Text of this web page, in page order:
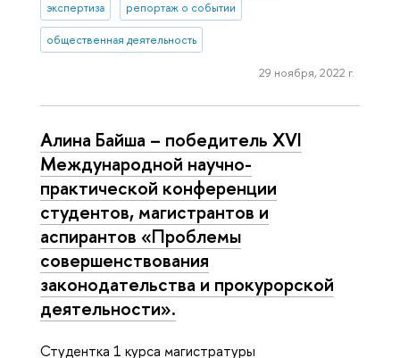
экспертиза репортаж о событии
общественная деятельность
29 ноября, 2022 г.
Алина Байша – победитель XVI
Международной научно-
практической конференции
студентов, магистрантов и
аспирантов «Проблемы
совершенствования
законодательства и прокурорской
деятельности».
Студентка 1 курса магистратуры